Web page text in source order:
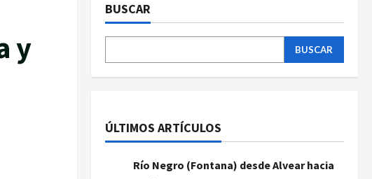
y
BUSCAR
BUSCAR
ÚLTIMOS ARTÍCULOS
Río Negro (Fontana) desde Alvear hacia